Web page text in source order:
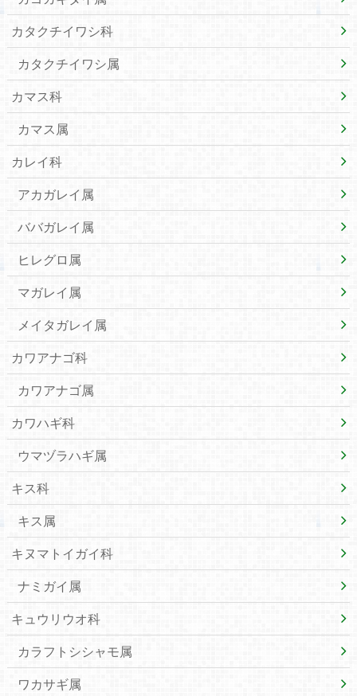
カタクチイワシ科
カタクチイワシ属
カマス科
カマス属
カレイ科
アカガレイ属
ババガレイ属
ヒレグロ属
マガレイ属
メイタガレイ属
カワアナゴ科
カワアナゴ属
カワハギ科
ウマヅラハギ属
キス科
キス属
キヌマトイガイ科
ナミガイ属
キュウリウオ科
カラフトシシャモ属
ワカサギ属